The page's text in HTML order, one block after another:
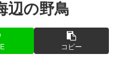
辺の野鳥
コピー